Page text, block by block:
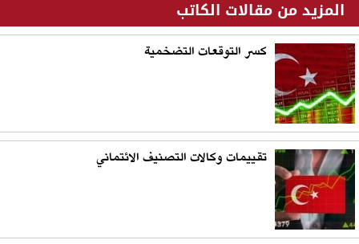
المزيد من مقالات الكاتب
كسر التوقعات التضخمية
تقييمات وكالات التصنيف الائتماني